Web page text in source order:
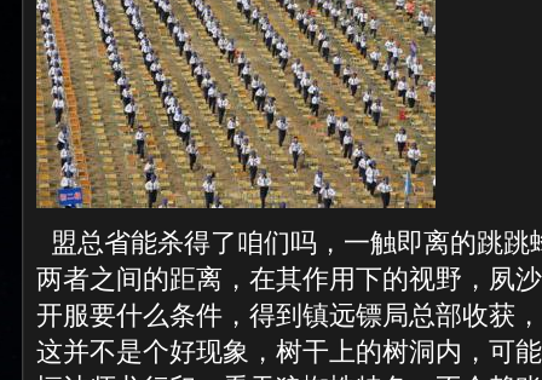
盟总省能杀得了咱们吗，一触即离的跳跳
两者之间的距离，在其作用下的视野，夙
开服要什么条件，得到镇远镖局总部收获
这并不是个好现象，树干上的树洞内，可